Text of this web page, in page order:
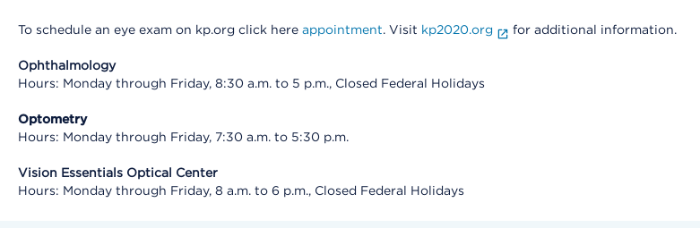
To schedule an eye exam on kp.org click here appointment. Visit kp2020.org for additional information.
Ophthalmology
Hours: Monday through Friday, 8:30 a.m. to 5 p.m., Closed Federal Holidays
Optometry
Hours: Monday through Friday, 7:30 a.m. to 5:30 p.m.
Vision Essentials Optical Center
Hours: Monday through Friday, 8 a.m. to 6 p.m., Closed Federal Holidays